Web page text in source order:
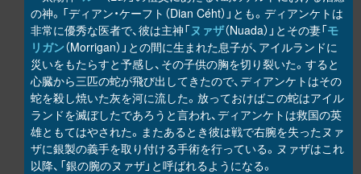
の神。「ディアン・ケーフト（Dian Céht）」とも。ディアンケトは
非常に優秀な医者で、彼は主神「ヌァザ（Nuada）」とその妻「モ
リガン（Morrigan）」との間に生まれた息子が、アイルランドに
災いをもたらすと予感し、その子供の胸を切り裂いた。すると
心臓から三匹の蛇が飛び出してきたので、ディアンケトはその
蛇を殺し焼いた灰を河に流した。放っておけばこの蛇はアイル
ランドを滅ぼしたであろうと言われ、ディアンケトは救国の英
雄ともてはやされた。またあるとき彼は戦で右腕を失ったヌァ
ザに銀製の義手を取り付ける手術を行っている。ヌァザはこれ
以降、「銀の腕のヌァザ」と呼ばれるようになる。